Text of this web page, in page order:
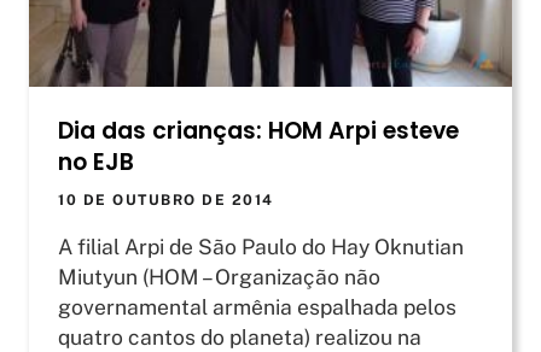
Dia das crianças: HOM Arpi esteve
no EJB
10 DE OUTUBRO DE 2014
A filial Arpi de São Paulo do Hay Oknutian
Miutyun (HOM – Organização não
governamental armênia espalhada pelos
quatro cantos do planeta) realizou na